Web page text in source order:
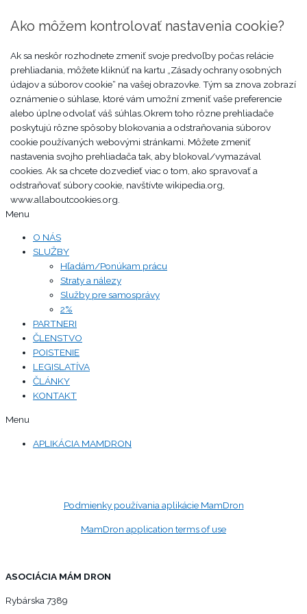
Ako môžem kontrolovať nastavenia cookie?
Ak sa neskôr rozhodnete zmeniť svoje predvoľby počas relácie
prehliadania, môžete kliknúť na kartu „Zásady ochrany osobných
údajov a súborov cookie“ na vašej obrazovke. Tým sa znova zobrazí
oznámenie o súhlase, ktoré vám umožní zmeniť vaše preferencie
alebo úplne odvolať váš súhlas.Okrem toho rôzne prehliadače
poskytujú rôzne spôsoby blokovania a odstraňovania súborov
cookie používaných webovými stránkami. Môžete zmeniť
nastavenia svojho prehliadača tak, aby blokoval/vymazával
cookies. Ak sa chcete dozvedieť viac o tom, ako spravovať a
odstraňovať súbory cookie, navštívte wikipedia.org,
www.allaboutcookies.org.
Menu
O NÁS
SLUŽBY
Hľadám/Ponúkam prácu
Straty a nálezy
Služby pre samosprávy
2%
PARTNERI
ČLENSTVO
POISTENIE
LEGISLATÍVA
ČLÁNKY
KONTAKT
Menu
APLIKÁCIA MAMDRON
Podmienky používania aplikácie MamDron
MamDron application terms of use
ASOCIÁCIA MÁM DRON
Rybárska 7389